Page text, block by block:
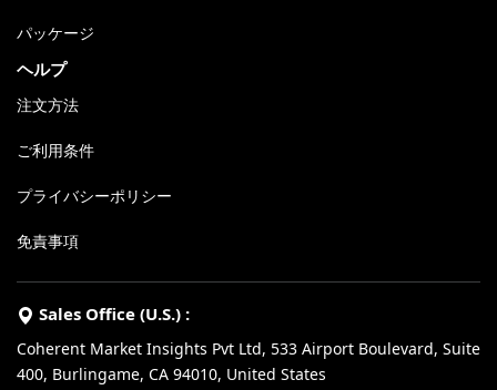
パッケージ
ヘルプ
注文方法
ご利用条件
プライバシーポリシー
免責事項
Sales Office (U.S.) :
Coherent Market Insights Pvt Ltd, 533 Airport Boulevard, Suite
400, Burlingame, CA 94010, United States